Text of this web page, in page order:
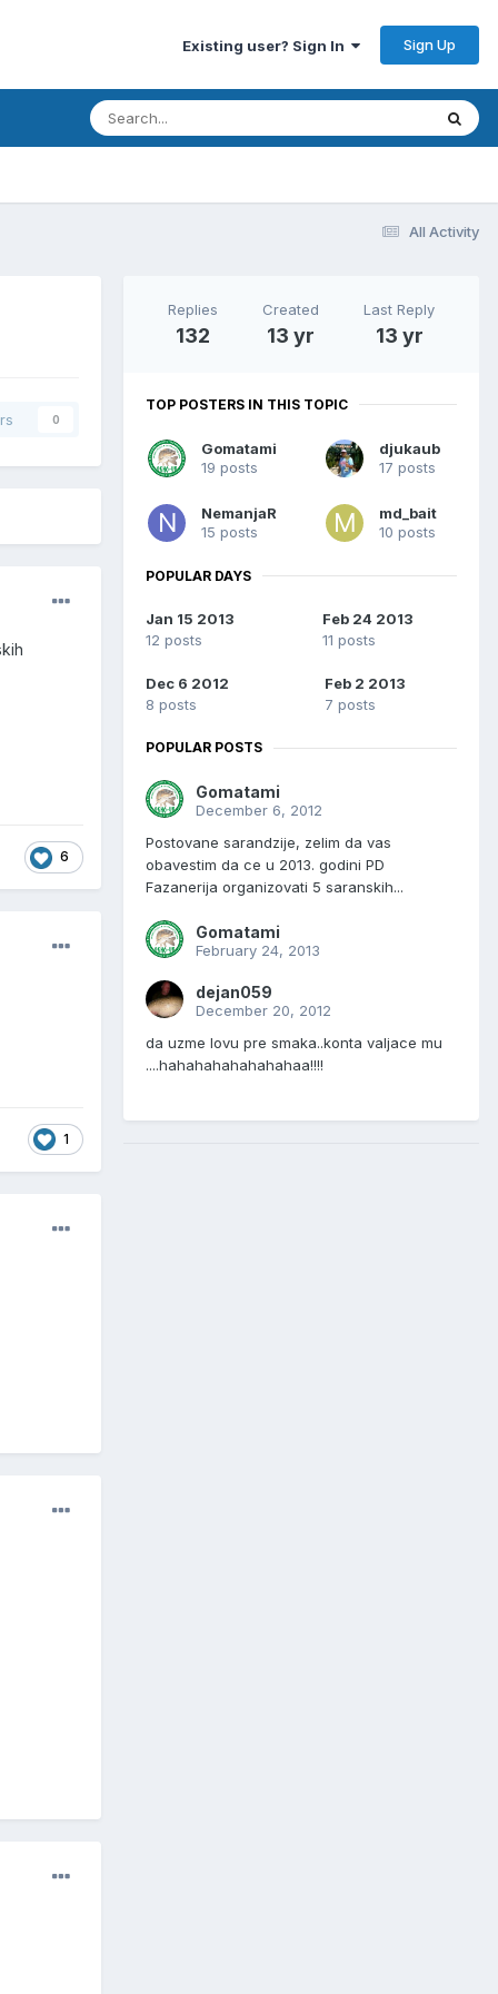
Existing user? Sign In Sign Up
All Activity
0
6
1
Replies
132
Created
13 yr
Last Reply
13 yr
TOP POSTERS IN THIS TOPIC
Gomatami
19 posts
djukaub
17 posts
NemanjaR
15 posts
md_bait
10 posts
POPULAR DAYS
Jan 15 2013
12 posts
Feb 24 2013
11 posts
Dec 6 2012
8 posts
Feb 2 2013
7 posts
POPULAR POSTS
Gomatami
December 6, 2012
Postovane sarandzije, zelim da vas
obavestim da ce u 2013. godini PD
Fazanerija organizovati 5 saranskih...
Gomatami
February 24, 2013
dejan059
December 20, 2012
da uzme lovu pre smaka..konta valjace mu
....hahahahahahahahaa!!!!